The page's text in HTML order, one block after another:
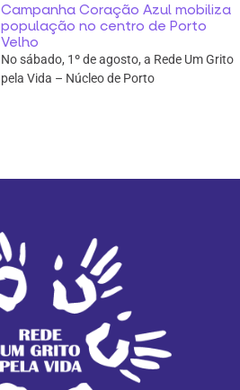
Campanha Coração Azul mobiliza
população no centro de Porto
Velho
No sábado, 1º de agosto, a Rede Um Grito
pela Vida – Núcleo de Porto